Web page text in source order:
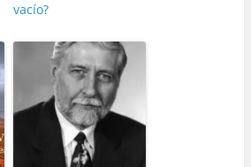
vacío?